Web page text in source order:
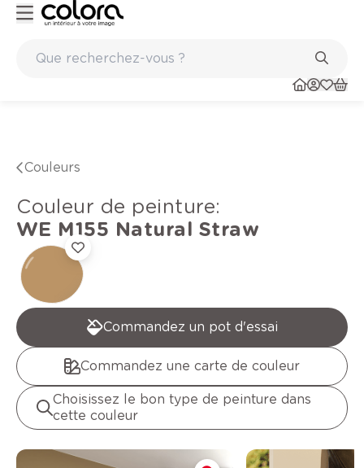
Couleurs
Couleur de peinture:
WE M155 Natural Straw
Commandez un pot d'essai
Commandez une carte de couleur
Choisissez le bon type de peinture dans
cette couleur